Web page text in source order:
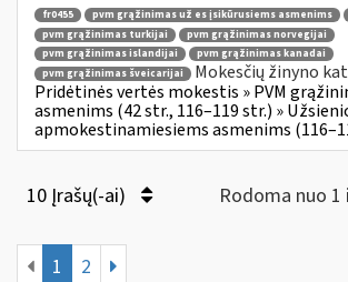
fr0455 pvm grąžinimas už es įsikūrusiems asmenims
pvm grąžinimas turkijai
pvm grąžinimas norvegijai
pvm grąžinimas islandijai
pvm grąžinimas kanadai
pvm grąžinimas šveicarijai
Mokesčių žinyno
Pridėtinės vertės mokestis » PVM
asmenims (42 str., 116–119 str.) »
apmokestinamiesiems asmenims
10 Įrašų(-ai) Rodoma nuo 1
1 2